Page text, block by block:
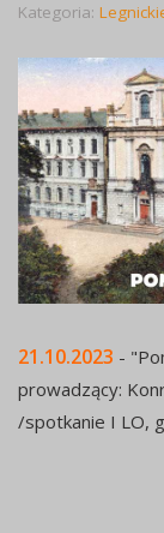
Kategoria:
21.10.2023 -
prowadzący:
/spotkanie I LO,